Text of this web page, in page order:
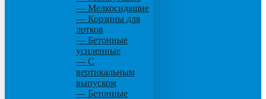
— Мелкосидящие
— Корзины для
лотков
— Бетонные
усиленные
— С
вертикальным
выпуском
— Бетонные